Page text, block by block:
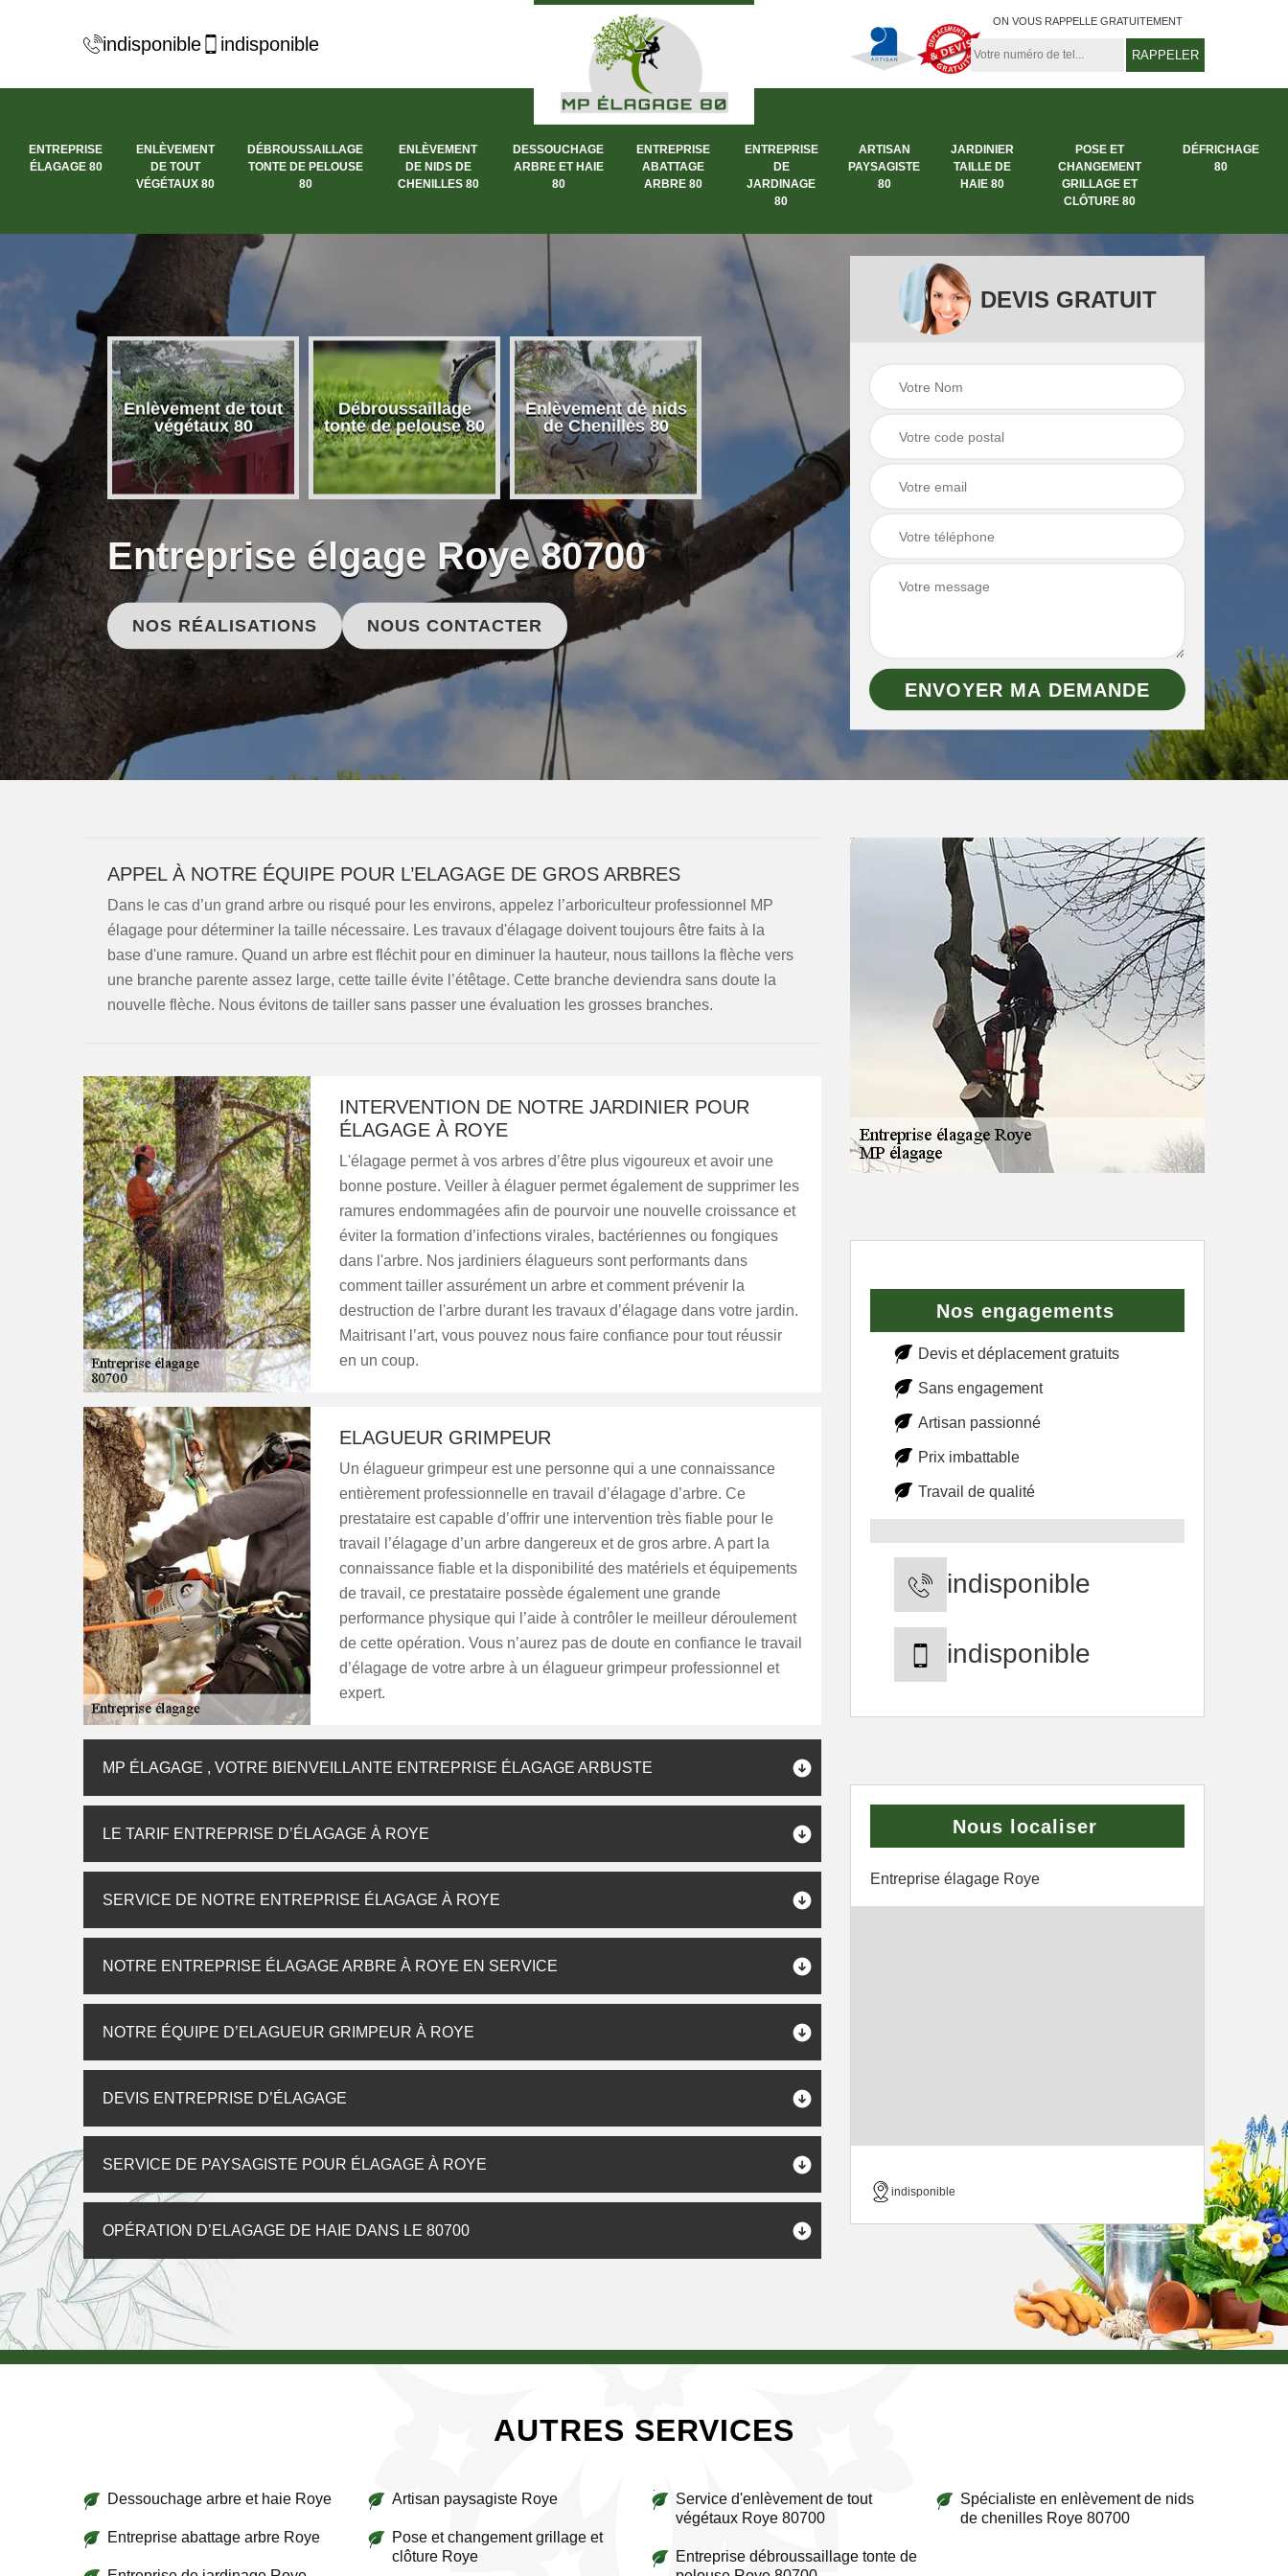
indisponible indisponible
ON VOUS RAPPELLE GRATUITEMENT
ENTREPRISE
ÉLAGAGE 80
ENLÈVEMENT
DE TOUT
VÉGÉTAUX 80
DÉBROUSSAILLAGE
TONTE DE PELOUSE
80
ENLÈVEMENT
DE NIDS DE
CHENILLES 80
DESSOUCHAGE
ARBRE ET HAIE
80
ENTREPRISE
ABATTAGE
ARBRE 80
ENTREPRISE
DE
JARDINAGE
80
ARTISAN
PAYSAGISTE
80
JARDINIER
TAILLE DE
HAIE 80
POSE ET
CHANGEMENT
GRILLAGE ET
CLÔTURE 80
DÉFRICHAGE
80
élagage
Enlèvement de tout
végétaux 80
Débroussaillage
tonte de pelouse 80
Enlèvement de nids
de Chenilles 80
Dessouchage arbre
et haie 80
Entreprise abattage
Entreprise de
jardinage 80
Entreprise élgage Roye 80700
NOS RÉALISATIONS NOUS CONTACTER
DEVIS GRATUIT
APPEL À NOTRE ÉQUIPE POUR L’ELAGAGE DE GROS ARBRES
Dans le cas d’un grand arbre ou risqué pour les environs, appelez l’arboriculteur professionnel MP
élagage pour déterminer la taille nécessaire. Les travaux d'élagage doivent toujours être faits à la
base d'une ramure. Quand un arbre est fléchit pour en diminuer la hauteur, nous taillons la flèche vers
une branche parente assez large, cette taille évite l’étêtage. Cette branche deviendra sans doute la
nouvelle flèche. Nous évitons de tailler sans passer une évaluation les grosses branches.
INTERVENTION DE NOTRE JARDINIER POUR
ÉLAGAGE À ROYE
L'élagage permet à vos arbres d’être plus vigoureux et avoir une
bonne posture. Veiller à élaguer permet également de supprimer les
ramures endommagées afin de pourvoir une nouvelle croissance et
éviter la formation d’infections virales, bactériennes ou fongiques
dans l'arbre. Nos jardiniers élagueurs sont performants dans
comment tailler assurément un arbre et comment prévenir la
destruction de l'arbre durant les travaux d’élagage dans votre jardin.
Maitrisant l’art, vous pouvez nous faire confiance pour tout réussir
en un coup.
ELAGUEUR GRIMPEUR
Un élagueur grimpeur est une personne qui a une connaissance
entièrement professionnelle en travail d’élagage d’arbre. Ce
prestataire est capable d’offrir une intervention très fiable pour le
travail l’élagage d’un arbre dangereux et de gros arbre. A part la
connaissance fiable et la disponibilité des matériels et équipements
de travail, ce prestataire possède également une grande
performance physique qui l’aide à contrôler le meilleur déroulement
de cette opération. Vous n’aurez pas de doute en confiance le travail
d’élagage de votre arbre à un élagueur grimpeur professionnel et
expert.
MP ÉLAGAGE , VOTRE BIENVEILLANTE ENTREPRISE ÉLAGAGE ARBUSTE
LE TARIF ENTREPRISE D’ÉLAGAGE À ROYE
SERVICE DE NOTRE ENTREPRISE ÉLAGAGE À ROYE
NOTRE ENTREPRISE ÉLAGAGE ARBRE À ROYE EN SERVICE
NOTRE ÉQUIPE D’ELAGUEUR GRIMPEUR À ROYE
DEVIS ENTREPRISE D’ÉLAGAGE
SERVICE DE PAYSAGISTE POUR ÉLAGAGE À ROYE
OPÉRATION D’ELAGAGE DE HAIE DANS LE 80700
Nos engagements
Devis et déplacement gratuits
Sans engagement
Artisan passionné
Prix imbattable
Travail de qualité
indisponible
indisponible
Nous localiser
Entreprise élagage Roye
indisponible
AUTRES SERVICES
Dessouchage arbre et haie Roye
Entreprise abattage arbre Roye
Artisan paysagiste Roye
Pose et changement grillage et
clôture Roye
Service d'enlèvement de tout
végétaux Roye 80700
Entreprise débroussaillage tonte de
Spécialiste en enlèvement de nids
de chenilles Roye 80700